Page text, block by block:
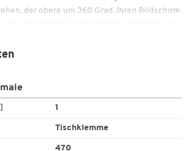
der obere um 360 Grad. Ihren Bildschirm
der integrierten Gasdruckfeder völlig frei und
durch einen Drehknopf am oberen
Silber gehaltene Monitorarm lässt sich
montieren. Die Anbringung des
und ist durch eine Person alleine
über die drei individuell positionierbaren
1
Tischklemme
470